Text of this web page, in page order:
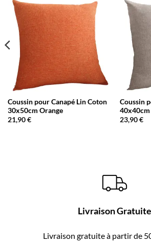
Coussin pour Canapé Lin Coton
30x50cm Orange
21,90€
Coussin
40x40cm
23,90€
Livraison Gratuite
Livraison gratuite à partir de